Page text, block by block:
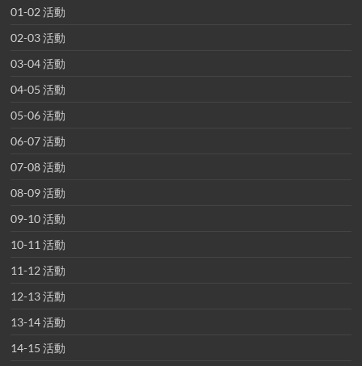
01-02 活動
02-03 活動
03-04 活動
04-05 活動
05-06 活動
06-07 活動
07-08 活動
08-09 活動
09-10 活動
10-11 活動
11-12 活動
12-13 活動
13-14 活動
14-15 活動